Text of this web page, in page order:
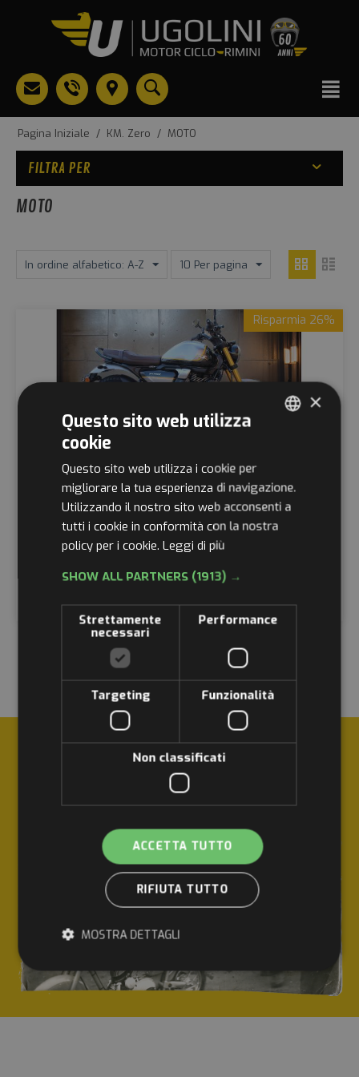
Pagina Iniziale / KM. Zero / MOTO
FILTRA PER
MOTO
In ordine alfabetico: A-Z 10 Per pagina
Risparmia 26%
TVS RONIN 250
UGOLINI MOTOR CICLO È PASSIONE E STORIA:
GERMAN
×
Questo sito web utilizza
cookie
Questo sito web utilizza i cookie per
migliorare la tua esperienza di navigazione.
Utilizzando il nostro sito web acconsenti a
tutti i cookie in conformità con la nostra
policy per i cookie. Leggi di più
SHOW ALL PARTNERS (1913) →
Strettamente
necessari
Performance
Targeting Funzionalità
Non classificati
ACCETTA TUTTO
RIFIUTA TUTTO
MOSTRA DETTAGLI